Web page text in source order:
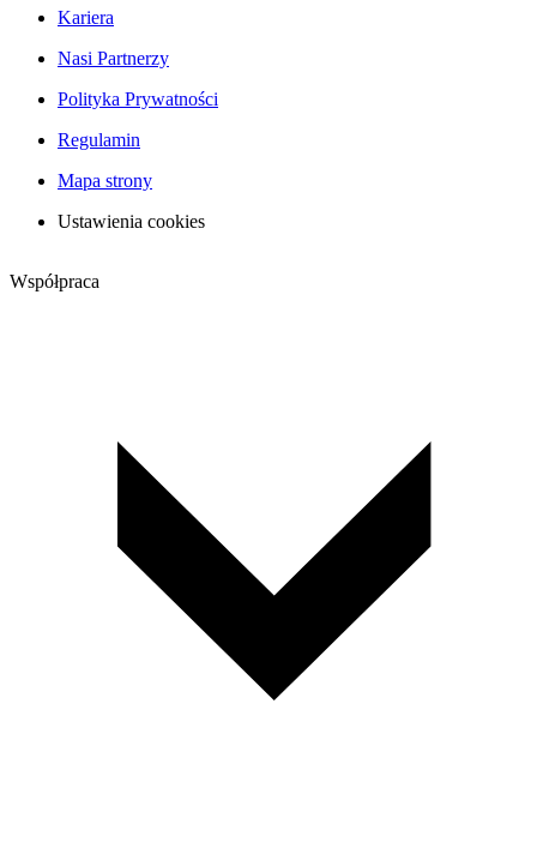
Kariera
Nasi Partnerzy
Polityka Prywatności
Regulamin
Mapa strony
Ustawienia cookies
Współpraca